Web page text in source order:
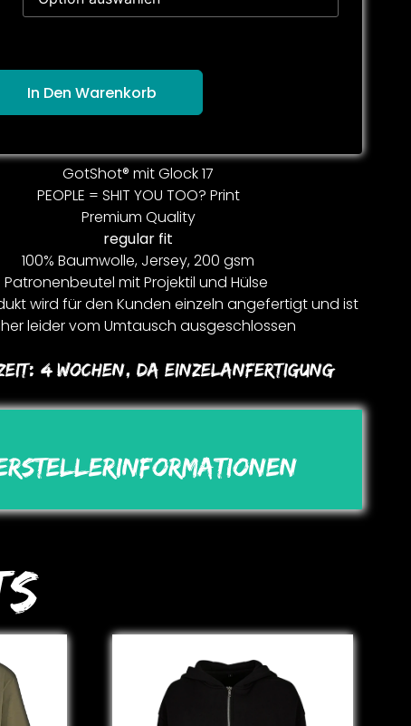
In Den Warenkorb
GotShot® mit Glock 17
PEOPLE = SHIT YOU TOO? Print
Premium Quality
regular fit
100% Baumwolle, Jersey, 200 gsm
Patronenbeutel mit Projektil und Hülse
wird für den Kunden einzeln angefertigt und ist
leider vom Umtausch ausgeschlossen
4 Wochen, Da Einzelanfertigung